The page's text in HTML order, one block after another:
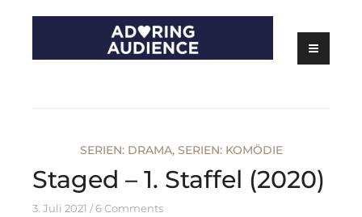
content
SERIEN: DRAMA, SERIEN: KOMÖDIE
Staged – 1. Staffel (2020)
3. Juli 2021 6 Comments